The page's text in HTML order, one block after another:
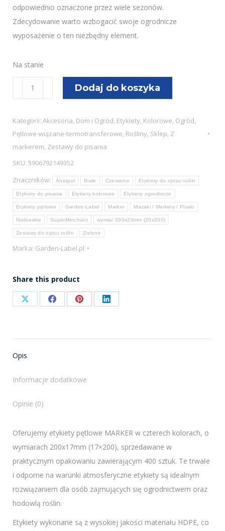
odpowiednio oznaczone przez wiele sezonów.
Zdecydowanie warto wzbogacić swoje ogrodnicze
wyposażenie o ten niezbędny element.
Na stanie
Etykiety
Rośliny
MARKER
400
Sztuk
w
4
Kolorach
(200x17mm)
Dodaj do koszyka
Kategorii: Akcesoria, Dom i Ogród, Etykiety, Kolorowe, Ogród,
Pętlowe-wiązane-termotransferowe, Rośliny, Sklep, Z
markerem, Zestawy do pisania
SKU: 5906792149352
Znaczników:
Anetpol Białe Czerwone Etykiety do opisu roślin
Etykiety do pisania Etykiety kolorowe Etykiety ogrodnicze
Etykiety pętlowe Garden-Label Marker Mazaki / Markery / Pisaki
Niebieskie SuperMerchant wymiar 200x20mm (20x200)
Zestawy do opisu roślin Zielone
Marka: Garden-Label.pl
Share this product
Share
X
Share
Facebook
Share
Pinterest
Share
LinkedIn
Opis
Informacje dodatkowe
Opinie (0)
Oferujemy etykiety pętlowe MARKER w czterech kolorach, o
wymiarach 200x17mm (17×200), sprzedawane w
praktycznym opakowaniu zawierającym 400 sztuk. Te trwałe
i odporne na warunki atmosferyczne etykiety są idealnym
rozwiązaniem dla osób zajmujących się ogrodnictwem oraz
hodowlą roślin.
Etykiety wykonane są z wysokiej jakości materiału HDPE, co